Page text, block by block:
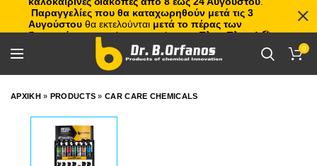
0
ΑΡΧΙΚΗ» PRODUCTS »CAR CARE CHEMICALS
Παραγγελίες που θα καταχωρηθούν μετά τις 3
Αυγούστου θα εκτελούνται μετά το πέρας των
διακοπών, με σειρά προτεραιότητας.Πλιτς Πλατς!🏖️🌊